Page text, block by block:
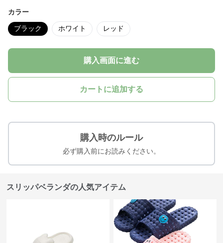
カラー
ブラック ホワイト レッド
購入画面に進む
カートに追加する
購入時のルール
必ず購入前にお読みください。
スリッパベランダの人気アイテム